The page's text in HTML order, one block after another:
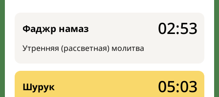
Фаджр намаз
Утренняя (рассветная) молитва
02:53
Шурук 05:03